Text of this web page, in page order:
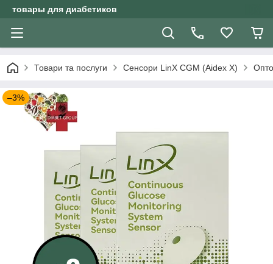
товары для диабетиков
Товари та послуги Сенсори LinX CGM (Aidex X)
–3%